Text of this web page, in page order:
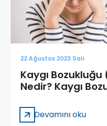
22 Ağustos 2023 Salı
Kaygı
Nedir? Kaygı
Devamını oku